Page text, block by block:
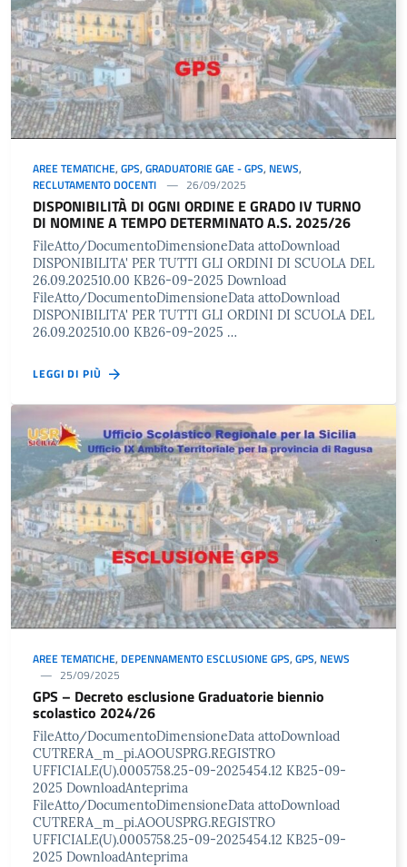
AREE TEMATICHE, GPS, GRADUATORIE GAE - GPS, NEWS,
RECLUTAMENTO DOCENTI
26/09/2025
DISPONIBILITÀ DI OGNI ORDINE E GRADO IV TURNO
DI NOMINE A TEMPO DETERMINATO A.S. 2025/26
FileAtto/DocumentoDimensioneData attoDownload
DISPONIBILITA' PER TUTTI GLI ORDINI DI SCUOLA DEL
26.09.202510.00 KB26-09-2025 Download
FileAtto/DocumentoDimensioneData attoDownload
DISPONIBILITA' PER TUTTI GLI ORDINI DI SCUOLA DEL
26.09.202510.00 KB26-09-2025 …
LEGGI DI PIÙ
AREE TEMATICHE, DEPENNAMENTO ESCLUSIONE GPS, GPS, NEWS
25/09/2025
GPS – Decreto esclusione Graduatorie biennio
scolastico 2024/26
FileAtto/DocumentoDimensioneData attoDownload
CUTRERA_m_pi.AOOUSPRG.REGISTRO
UFFICIALE(U).0005758.25-09-2025454.12 KB25-09-
2025 DownloadAnteprima
FileAtto/DocumentoDimensioneData attoDownload
CUTRERA_m_pi.AOOUSPRG.REGISTRO
UFFICIALE(U).0005758.25-09-2025454.12 KB25-09-
2025 DownloadAnteprima